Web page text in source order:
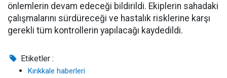
önlemlerin devam edeceği bildirildi. Ekiplerin sahadaki
çalışmalarını sürdüreceği ve hastalık risklerine karşı
gerekli tüm kontrollerin yapılacağı kaydedildi.
Etiketler :
Kırıkkale haberleri